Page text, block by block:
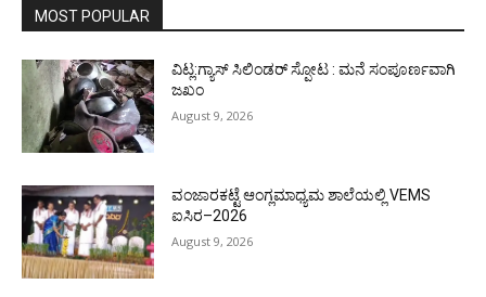
MOST POPULAR
ವಿಟ್ಲ:ಗ್ಯಾಸ್ ಸಿಲಿಂಡರ್ ಸ್ಪೋಟ : ಮನೆ ಸಂಪೂರ್ಣವಾಗಿ
ಜಖಂ
August 9, 2026
ವಂಜಾರಕಟ್ಟೆ ಆಂಗ್ಲಮಾಧ್ಯಮ ಶಾಲೆಯಲ್ಲಿ VEMS
ಐಸಿರ–2026
August 9, 2026